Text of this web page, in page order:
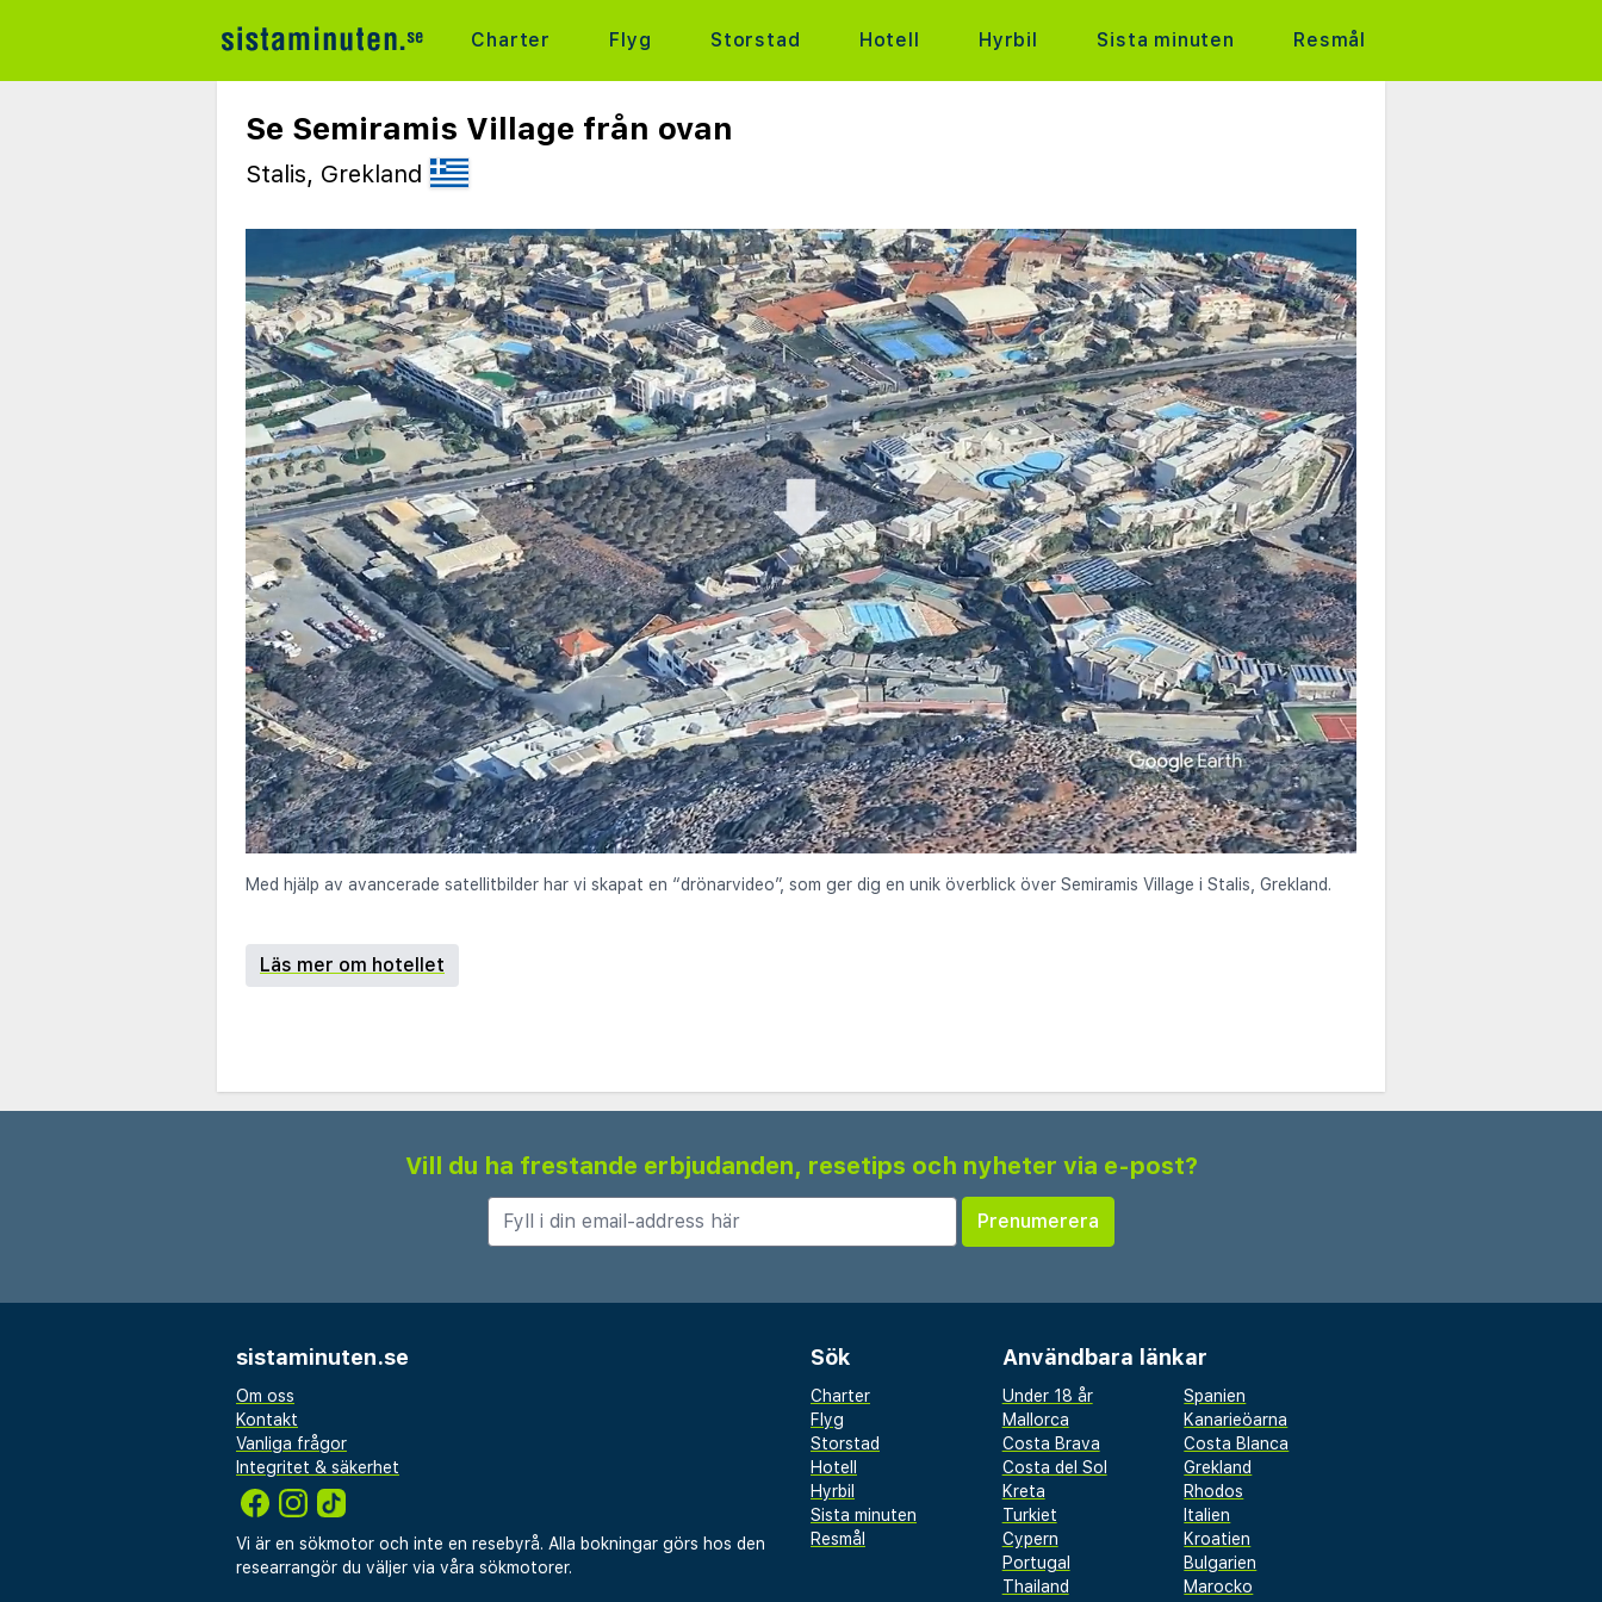
Charter Flyg Storstad Hotell Hyrbil Sista minuten Resmål
Se Semiramis Village från ovan
Stalis, Grekland
Med hjälp av avancerade satellitbilder har vi skapat en “drönarvideo”, som ger dig en unik överblick över Semiramis Village i Stalis, Grekland.
Läs mer om hotellet
Vill du ha frestande erbjudanden, resetips och nyheter via e-post?
sistaminuten.se
Om oss
Kontakt
Vanliga frågor
Integritet & säkerhet
Vi är en sökmotor och inte en resebyrå. Alla bokningar görs hos den
researrangör du väljer via våra sökmotorer.
Sök
Charter
Flyg
Storstad
Hotell
Hyrbil
Sista minuten
Resmål
Användbara länkar
Under 18 år
Spanien
Mallorca
Kanarieöarna
Costa Brava
Costa Blanca
Costa del Sol
Grekland
Kreta
Rhodos
Turkiet
Italien
Cypern
Kroatien
Portugal
Bulgarien
Thailand
Marocko